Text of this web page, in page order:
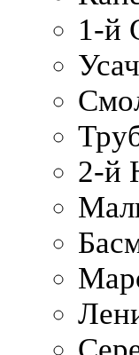
1-й
2-й